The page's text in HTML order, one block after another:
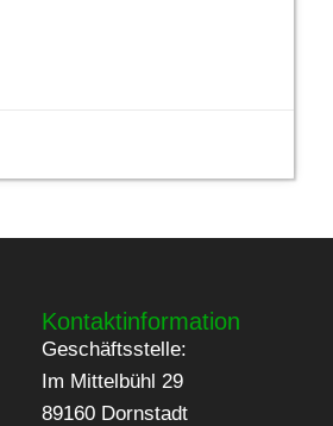
Kontaktinformation
Geschäftsstelle:
Im Mittelbühl 29
89160 Dornstadt